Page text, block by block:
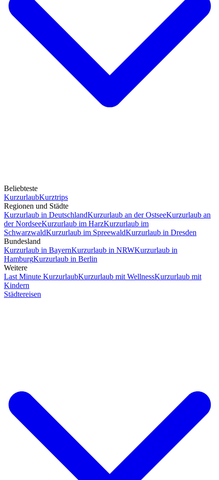
Beliebteste
KurzurlaubKurztrips
Regionen und Städte
Kurzurlaub in DeutschlandKurzurlaub an der OstseeKurzurlaub an
der NordseeKurzurlaub im HarzKurzurlaub im
SchwarzwaldKurzurlaub im SpreewaldKurzurlaub in Dresden
Bundesland
Kurzurlaub in BayernKurzurlaub in NRWKurzurlaub in
HamburgKurzurlaub in Berlin
Weitere
Last Minute KurzurlaubKurzurlaub mit WellnessKurzurlaub mit
Kindern
Städtereisen